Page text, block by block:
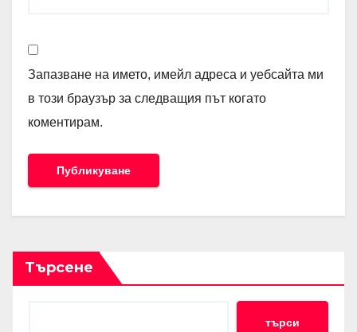
Запазване на името, имейл адреса и уебсайта ми
в този браузър за следващия път когато
коментирам.
Търсене
търси